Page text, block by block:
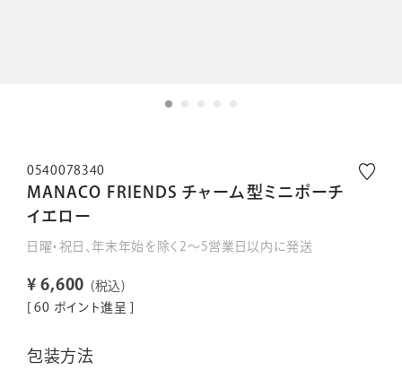
0540078340
MANACO FRIENDS チャーム型ミニポーチ
イエロー
日曜・祝日、年末年始を除く2～5営業日以内に発送
¥ 6,600
税込
60 ポイント進呈 ]
包装方法